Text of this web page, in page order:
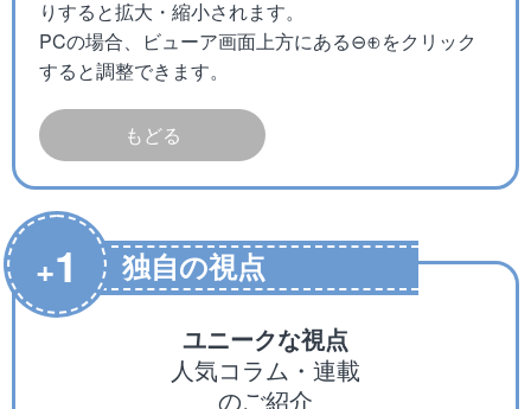
りすると拡大・縮小されます。
PCの場合、ビューア画面上方にある⊖⊕をクリック
すると調整できます。
もどる
独自の視点
+1
ユニークな視点
人気コラム・連載
のご紹介